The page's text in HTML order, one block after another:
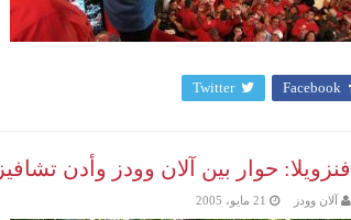
Facebook
Twitter
فنزويلا: حوار بين آلان وودز وأدن تشافيز
آلان وودز 21 مايو، 2005